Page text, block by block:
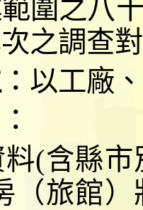
圍之八
次之調查
：以工廠
：
(含縣市
（旅館